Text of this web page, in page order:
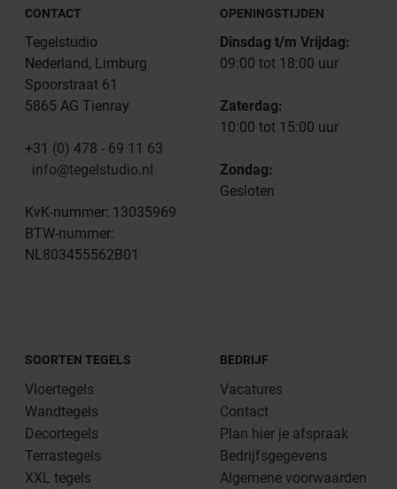
CONTACT
Tegelstudio
Nederland, Limburg
Spoorstraat 61
5865 AG Tienray
+31 (0) 478 - 69 11 63
info@tegelstudio.nl
KvK-nummer: 13035969
BTW-nummer:
NL803455562B01
OPENINGSTIJDEN
Dinsdag t/m Vrijdag:
09:00 tot 18:00 uur
Zaterdag:
10:00 tot 15:00 uur
Zondag:
Gesloten
SOORTEN TEGELS
Vloertegels
Wandtegels
Decortegels
Terrastegels
XXL tegels
BEDRIJF
Vacatures
Contact
Plan hier je afspraak
Bedrijfsgegevens
Algemene voorwaarden